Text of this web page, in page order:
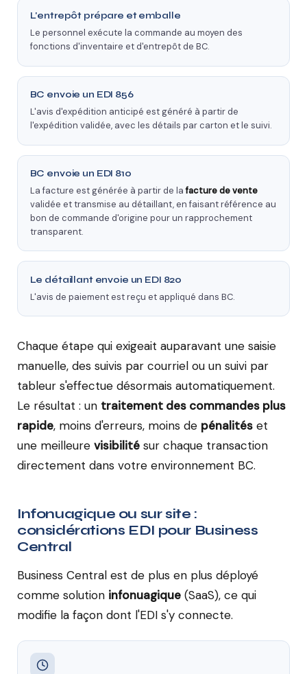
L'entrepôt prépare et emballe
Le personnel exécute la commande au moyen des
fonctions d'inventaire et d'entrepôt de BC.
BC envoie un EDI 856
L'avis d'expédition anticipé est généré à partir de
l'expédition validée, avec les détails par carton et le suivi.
BC envoie un EDI 810
La facture est générée à partir de lafacture de vente
validée et transmise au détaillant, en faisant référence au
bon de commande d'origine pour un rapprochement
transparent.
Le détaillant envoie un EDI 820
L'avis de paiement est reçu et appliqué dans BC.
Chaque étape qui exigeait auparavant une saisie
manuelle, des suivis par courriel ou un suivi par
tableur s'effectue désormais automatiquement.
Le résultat : un traitement des commandes plus
rapide, moins d'erreurs, moins de pénalités et
une meilleure visibilité sur chaque transaction
directement dans votre environnement BC.
Infonuagique ou sur site :
considérations EDI pour Business
Central
Business Central est de plus en plus déployé
comme solution infonuagique (SaaS), ce qui
modifie la façon dont l'EDI s'y connecte.